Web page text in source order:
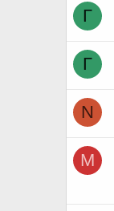
Γ
Γ
N
Μ